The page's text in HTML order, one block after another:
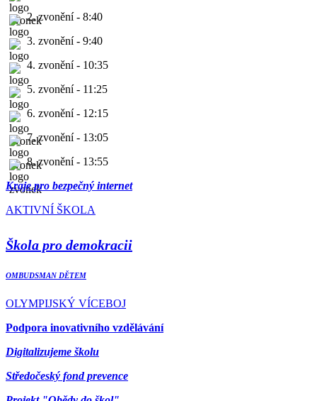
2. zvonění - 8:40
3. zvonění - 9:40
4. zvonění - 10:35
5. zvonění - 11:25
6. zvonění - 12:15
7. zvonění - 13:05
8. zvonění - 13:55
Kraje pro bezpečný internet
AKTIVNÍ ŠKOLA
Škola pro demokracii
OMBUDSMAN DĚTEM
OLYMPIJSKÝ VÍCEBOJ
Podpora inovativního vzdělávání
Digitalizujeme školu
Středočeský fond prevence